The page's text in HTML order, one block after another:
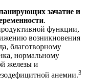
зачатие и
.
функции,
возникновения
благотворному
нормальному
железы и
анемии.3